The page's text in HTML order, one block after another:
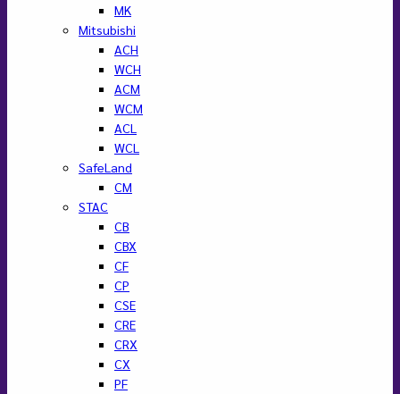
MK
Mitsubishi
ACH
WCH
ACM
WCM
ACL
WCL
SafeLand
CM
STAC
CB
CBX
CF
CP
CSE
CRE
CRX
CX
PF